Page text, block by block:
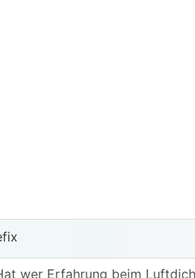
wer Erfahrung beim